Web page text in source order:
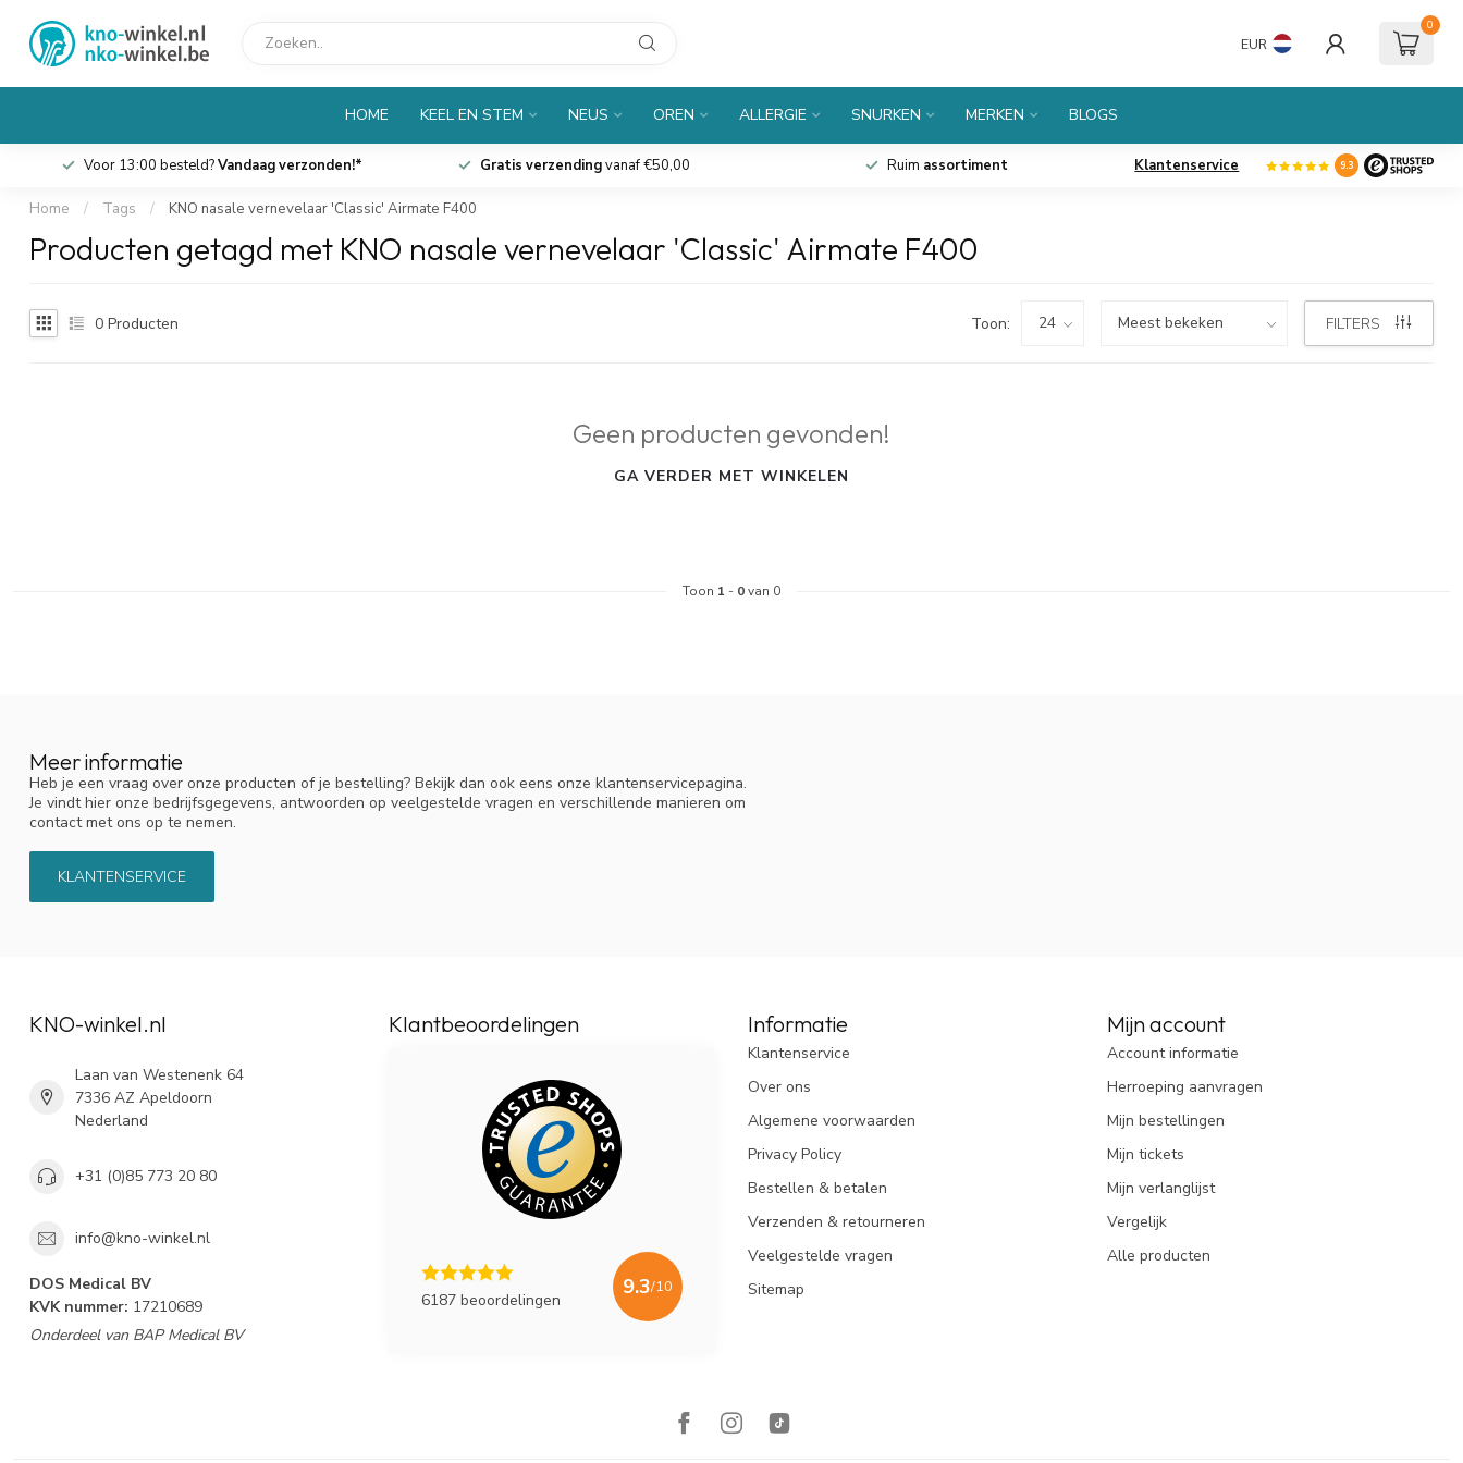
EUR
0
HOME KEEL EN STEM NEUS OREN ALLERGIE SNURKEN MERKEN BLOGS
Voor 13:00 besteld?Vandaag verzonden!* Gratis verzendingvanaf €50,00 Ruim assortiment Klantenservice 9.3
Home / Tags / KNO nasale vernevelaar 'Classic' Airmate F400
Producten getagd met KNO nasale vernevelaar 'Classic' Airmate F400
0 Producten Toon: FILTERS
Geen producten gevonden!
GA VERDER MET WINKELEN
Toon 1 - 0van 0
Meer informatie
Heb je een vraag over onze producten of je bestelling? Bekijk dan ook eens onze klantenservicepagina.
Je vindt hier onze bedrijfsgegevens, antwoorden op veelgestelde vragen en verschillende manieren om
contact met ons op te nemen.
KLANTENSERVICE
KNO-winkel.nl
Laan van Westenenk 64
7336 AZ Apeldoorn
Nederland
+31 (0)85 773 20 80
info@kno-winkel.nl
DOS Medical BV
KVK nummer: 17210689
Onderdeel van BAP Medical BV
Klantbeoordelingen
6187 beoordelingen
9.3/10
Informatie
Klantenservice
Over ons
Algemene voorwaarden
Privacy Policy
Bestellen & betalen
Verzenden & retourneren
Veelgestelde vragen
Sitemap
Mijn account
Account informatie
Herroeping aanvragen
Mijn bestellingen
Mijn tickets
Mijn verlanglijst
Vergelijk
Alle producten